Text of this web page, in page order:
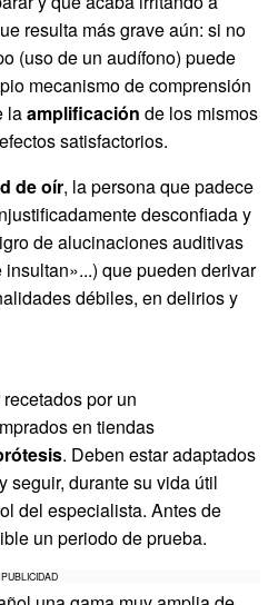
resulta más grave aún: si no
(uso de un audífono) puede
mecanismo de comprensión
laamplificación de los mismos
satisfactorios.
de oír, la persona que padece
desconfiada y
de alucinaciones auditivas
que pueden derivar
débiles, en delirios y
por un
en tiendas
. Deben estar adaptados
seguir, durante su vida útil
del especialista. Antes de
un periodo de prueba.
PUBLICIDAD